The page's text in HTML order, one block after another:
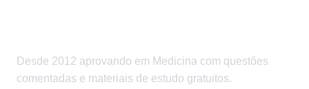
Desde 2012 aprovando em Medicina com questões
comentadas e materiais de estudo gratuitos.